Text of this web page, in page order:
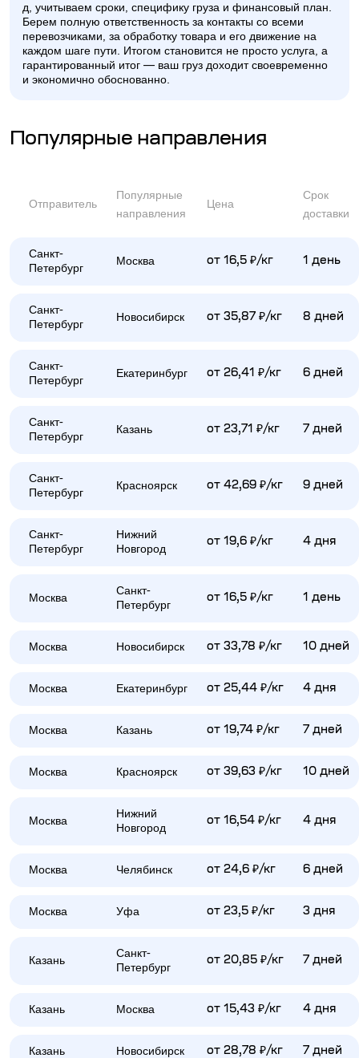
д, учитываем сроки, специфику груза и финансовый план.
Берем полную ответственность за контакты со всеми
перевозчиками, за обработку товара и его движение на
каждом шаге пути. Итогом становится не просто услуга, а
гарантированный итог — ваш груз доходит своевременно
и экономично обоснованно.
Популярные направления
Отправитель
Популярные
направления
Цена
Срок
доставки
Санкт-
Петербург
Москва от 16,5 ₽/кг 1 день
Санкт-
Петербург
Новосибирск от 35,87 ₽/кг 8 дней
Санкт-
Петербург
Екатеринбург от 26,41 ₽/кг 6 дней
Санкт-
Петербург
Казань от 23,71 ₽/кг 7 дней
Санкт-
Петербург
Красноярск от 42,69 ₽/кг 9 дней
Санкт-
Петербург
Нижний
Новгород
от 19,6 ₽/кг 4 дня
Москва
Санкт-
Петербург
от 16,5 ₽/кг 1 день
Москва Новосибирск от 33,78 ₽/кг 10 дней
Москва Екатеринбург от 25,44 ₽/кг 4 дня
Москва Казань от 19,74 ₽/кг 7 дней
Москва Красноярск от 39,63 ₽/кг 10 дней
Москва
Нижний
Новгород
от 16,54 ₽/кг 4 дня
Москва Челябинск от 24,6 ₽/кг 6 дней
Москва Уфа от 23,5 ₽/кг 3 дня
Казань
Санкт-
Петербург
от 20,85 ₽/кг 7 дней
Казань Москва от 15,43 ₽/кг 4 дня
Казань Новосибирск от 28,78 ₽/кг 7 дней